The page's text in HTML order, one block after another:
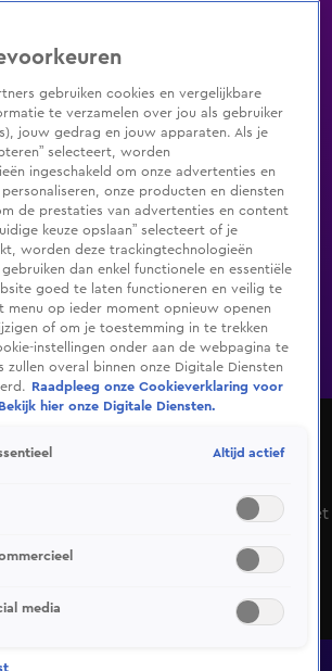
programma's Zenders Genres
TV inlogShop
Programma's De Bondgenoten
Shop
cadeau!
een bijzondere ontmoeting in het
moet Anna begeleiden met een
zijn handen terwijl zij geblinddoekt is.
te worden. De sfeer is erg speels
snel weten de twee bij elkaar te
gebruiken cookies en vergelijkbare
te verzamelen over jou als gebruiker
jouw gedrag en jouw apparaten. Als je
selecteert, worden
ingeschakeld om onze advertenties en
onze producten en diensten
de prestaties van advertenties en content
keuze opslaan” selecteert of je
worden deze trackingtechnologieën
dan enkel functionele en essentiële
goed te laten functioneren en veilig te
menu op ieder moment opnieuw openen
of om je toestemming in te trekken
instellingen onder aan de webpagina te
zullen overal binnen onze Digitale Diensten
Raadpleeg onze Cookieverklaring voor
Bekijk hier onze Digitale Diensten.
Altijd actief
media